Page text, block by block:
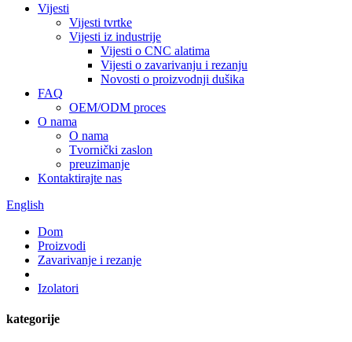
Vijesti
Vijesti tvrtke
Vijesti iz industrije
Vijesti o CNC alatima
Vijesti o zavarivanju i rezanju
Novosti o proizvodnji dušika
FAQ
OEM/ODM proces
O nama
O nama
Tvornički zaslon
preuzimanje
Kontaktirajte nas
English
Dom
Proizvodi
Zavarivanje i rezanje
Izolatori
kategorije